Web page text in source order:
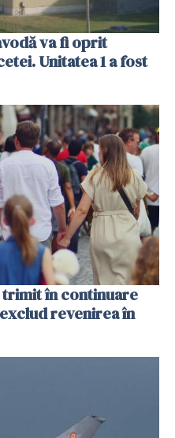
va fi oprit
Unitatea 1 a fost
în continuare
revenirea în